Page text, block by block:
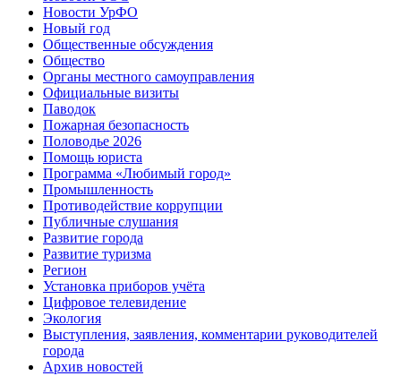
Новости УрФО
Новый год
Общественные обсуждения
Общество
Органы местного самоуправления
Официальные визиты
Паводок
Пожарная безопасность
Половодье 2026
Помощь юриста
Программа «Любимый город»
Промышленность
Противодействие коррупции
Публичные слушания
Развитие города
Развитие туризма
Регион
Установка приборов учёта
Цифровое телевидение
Экология
Выступления, заявления, комментарии руководителей
города
Архив новостей